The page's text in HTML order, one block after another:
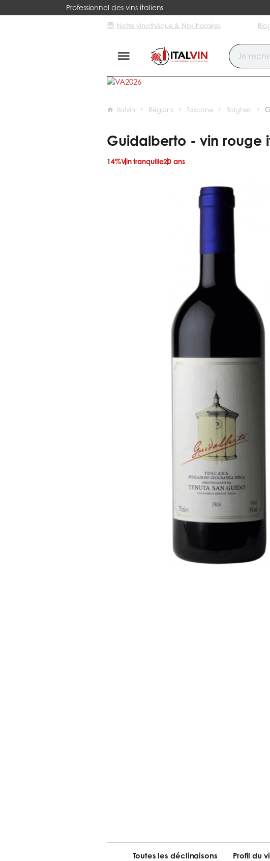
Professionnel des vins italiens
Notre vinothèque & Nos horaires
Italvin Régions Toscane Bolgheri
Guidalberto - vin rouge
14%Vin tranquille20 ans
Toutes les déclinaisons Profil du